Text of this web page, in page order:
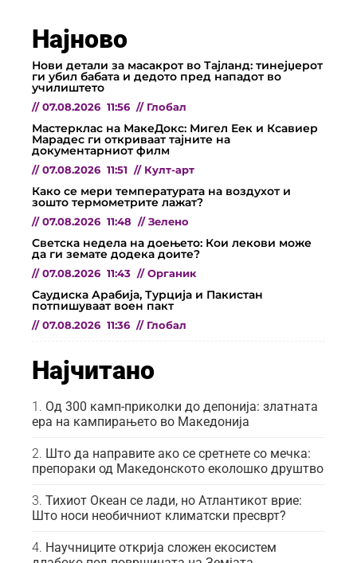
Најново
Нови детали за масакрот во Тајланд: тинејџерот
ги убил бабата и дедото пред нападот во
училиштето
// 07.08.2026 11:56 // Глобал
Мастерклас на МакеДокс: Мигел Еек и Ксавиер
Марадес ги откриваат тајните на
документарниот филм
// 07.08.2026 11:51 // Култ-арт
Како се мери температурата на воздухот и
зошто термометрите лажат?
// 07.08.2026 11:48 // Зелено
Светска недела на доењето: Кои лекови може
да ги земате додека доите?
// 07.08.2026 11:43 // Органик
Саудиска Арабија, Турција и Пакистан
потпишуваат воен пакт
// 07.08.2026 11:36 // Глобал
Најчитано
Од 300 камп-приколки до депонија: златната
ера на кампирањето во Македонија
Што да направите ако се сретнете со мечка:
препораки од Македонското еколошко друштво
Тихиот Океан се лади, но Атлантикот врие:
Што носи необичниот климатски пресврт?
Научниците открија сложен екосистем